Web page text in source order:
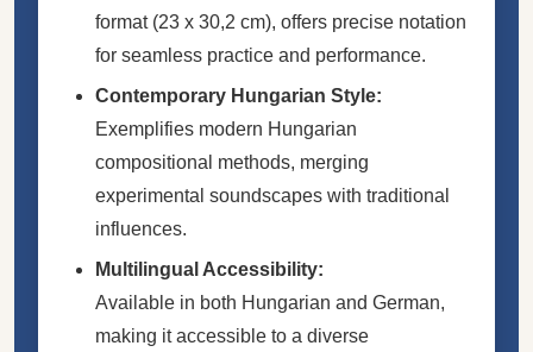
format (23 x 30,2 cm), offers precise notation
for seamless practice and performance.
Contemporary Hungarian Style:
Exemplifies modern Hungarian
compositional methods, merging
experimental soundscapes with traditional
influences.
Multilingual Accessibility:
Available in both Hungarian and German,
making it accessible to a diverse